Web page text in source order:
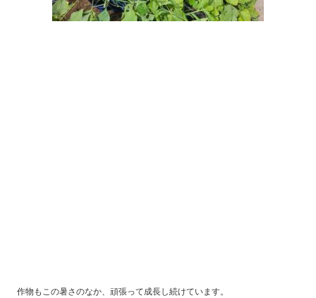
作物もこの暑さのなか、頑張って成長し続けています。